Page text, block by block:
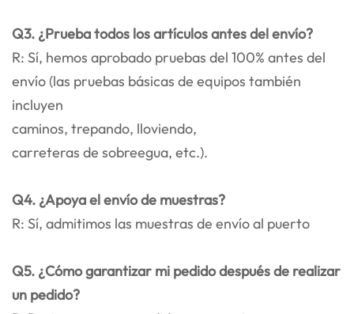
Q3. ¿Prueba todos los artículos antes del envío?
R: Sí, hemos aprobado pruebas del 100% antes del
envío (las pruebas básicas de equipos también
incluyen
caminos, trepando, lloviendo,
carreteras de sobreegua, etc.).
Q4. ¿Apoya el envío de muestras?
R: Sí, admitimos las muestras de envío al puerto
Q5. ¿Cómo garantizar mi pedido después de realizar
un pedido?